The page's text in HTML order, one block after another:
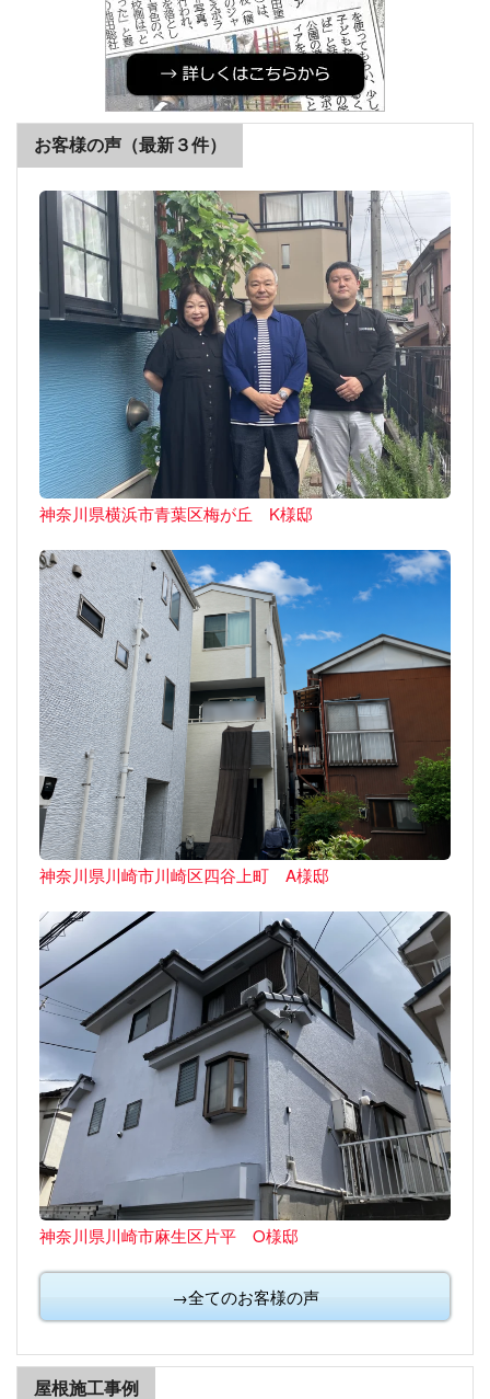
お客様の声（最新３件）
神奈川県横浜市青葉区梅が丘 K様邸
神奈川県川崎市川崎区四谷上町 A様邸
神奈川県川崎市麻生区片平 O様邸
→全てのお客様の声
屋根施工事例